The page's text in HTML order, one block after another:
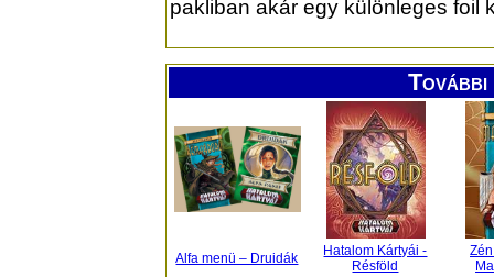
pakliban akár egy különleges foil
Alfa menü – Druidák
Hatalom Kártyái -
Résföld